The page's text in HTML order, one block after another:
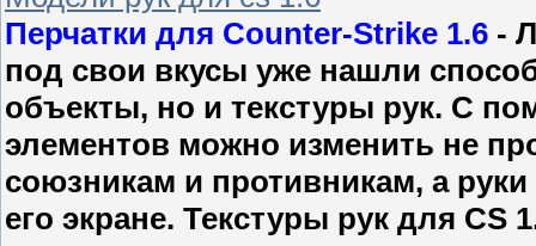
Перчатки для Counter-Strike 1.6 -
под свои вкусы уже нашли
объекты, но и текстуры рук. С
элементов можно изменить не
союзникам и противникам, а
его экране. Текстуры рук для CS